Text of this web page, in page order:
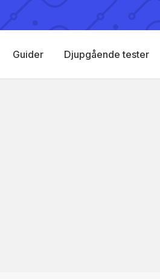
Guider Djupgående tester